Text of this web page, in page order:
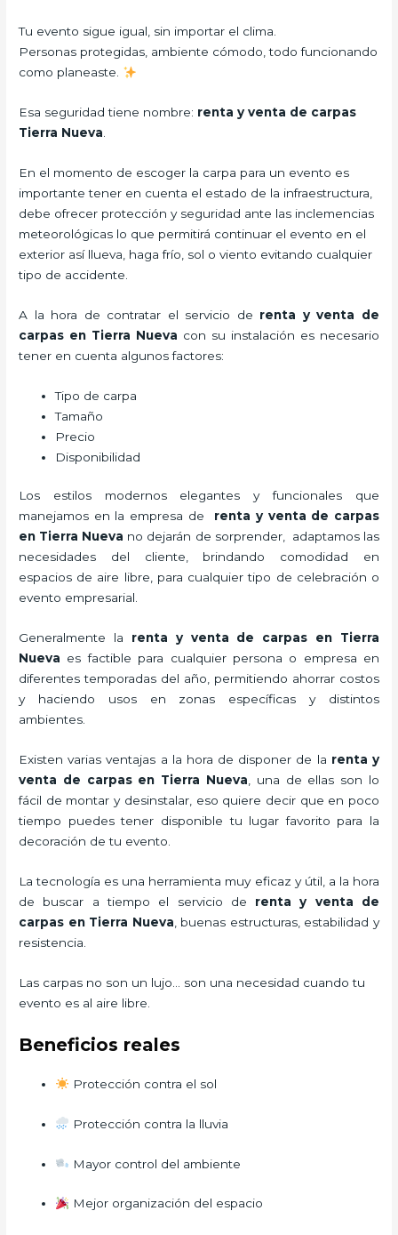
Tu evento sigue igual, sin importar el clima.
Personas protegidas, ambiente cómodo, todo funcionando
como planeaste.
Esa seguridad tiene nombre: renta y venta de carpas
Tierra Nueva.
En el momento de escoger la carpa para un evento es
importante tener en cuenta el estado de la infraestructura,
debe ofrecer protección y seguridad ante las inclemencias
meteorológicas lo que permitirá continuar el evento en el
exterior así llueva, haga frío, sol o viento evitando cualquier
tipo de accidente.
A la hora de contratar el servicio de renta y venta de
carpas en Tierra Nueva con su instalación es necesario
tener en cuenta algunos factores:
Tipo de carpa
Tamaño
Precio
Disponibilidad
Los estilos modernos elegantes y funcionales que
manejamos en la empresa de renta y venta de carpas
en Tierra Nueva no dejarán de sorprender, adaptamos las
necesidades del cliente, brindando comodidad en
espacios de aire libre, para cualquier tipo de celebración o
evento empresarial.
Generalmente la renta y venta de carpas en Tierra
Nueva es factible para cualquier persona o empresa en
diferentes temporadas del año, permitiendo ahorrar costos
y haciendo usos en zonas específicas y distintos
ambientes.
Existen varias ventajas a la hora de disponer de la renta y
venta de carpas en Tierra Nueva , una de ellas son lo
fácil de montar y desinstalar, eso quiere decir que en poco
tiempo puedes tener disponible tu lugar favorito para la
decoración de tu evento.
La tecnología es una herramienta muy eficaz y útil, a la hora
de buscar a tiempo el servicio de renta y venta de
carpas en Tierra Nueva , buenas estructuras, estabilidad y
resistencia.
Las carpas no son un lujo… son una necesidad cuando tu
evento es al aire libre.
Beneficios reales
Protección contra el sol
Protección contra la lluvia
Mayor control del ambiente
Mejor organización del espacio